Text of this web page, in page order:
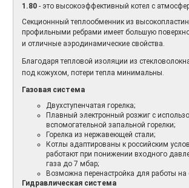
1.80 - это высокоэффективный котел с
Секционнный теплообменник из
профильными ребрами имеет большую
и отличные аэродинамические свойства.
Благодаря тепловой изоляции из
под кожухом, потери тепла минимальны.
Газовая система
Двухступенчатая горелка;
Плавный электронный розжиг с
вспомогательной запальной горелки;
Горелка из нержавеющей стали;
Котлы адаптированы к российским
работают при понижении входного
газа до 7 мбар;
Возможна перенастройка для работы на
Гидравлическая система